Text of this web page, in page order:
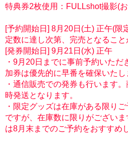
特典券2枚使用：FULLshot撮影(
[予約開始日] 8月20日(土) 正午(限
定数に達し次第、完売となること
[発券開始日] 9月21日(水) 正午
・9月20日までに事前予約いた
加券は優先的に早番を確保いたし
・通信販売での発券も行います
時発送となります。
・限定グッズは在庫がある限り
ですが、在庫数に限りがござい
は8月末までのご予約をおすすめ